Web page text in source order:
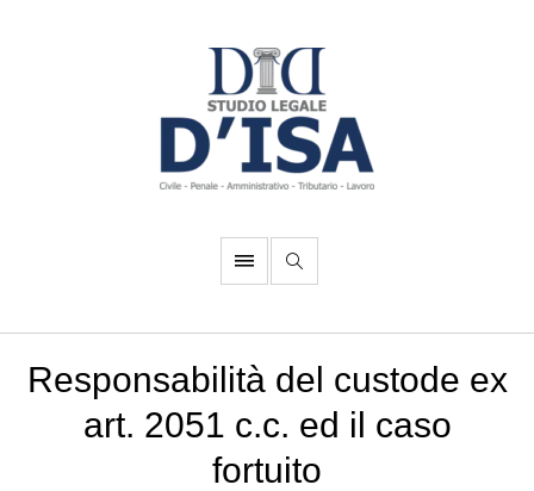
Responsabilità del custode ex
art. 2051 c.c. ed il caso
fortuito